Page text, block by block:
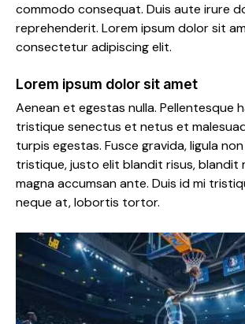
commodo consequat. Duis aute irure
reprehenderit. Lorem ipsum dolor sit
consectetur adipiscing elit.
Lorem ipsum dolor sit amet
Aenean et egestas nulla. Pellentesque
tristique senectus et netus et
turpis egestas. Fusce gravida, ligula
tristique, justo elit blandit risus, blandit
magna accumsan ante. Duis id mi
neque at, lobortis tortor.